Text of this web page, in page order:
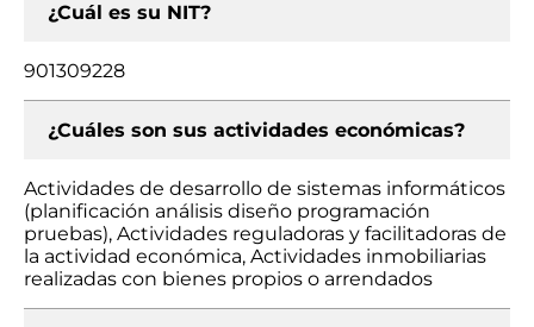
¿Cuál es su NIT?
901309228
¿Cuáles son sus actividades económicas?
Actividades de desarrollo de sistemas informáticos
(planificación análisis diseño programación
pruebas), Actividades reguladoras y facilitadoras de
la actividad económica, Actividades inmobiliarias
realizadas con bienes propios o arrendados